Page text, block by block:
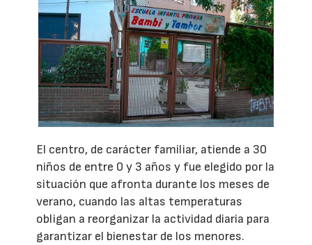
El centro, de carácter familiar, atiende a 30
niños de entre 0 y 3 años y fue elegido por la
situación que afronta durante los meses de
verano, cuando las altas temperaturas
obligan a reorganizar la actividad diaria para
garantizar el bienestar de los menores.